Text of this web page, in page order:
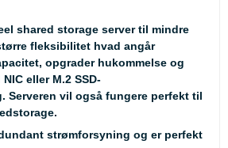
shared storage server til mindre
fleksibilitet hvad angår
opgrader hukommelse og
eller M.2 SSD-
Serveren vil også fungere perfekt til
strømforsyning og er perfekt